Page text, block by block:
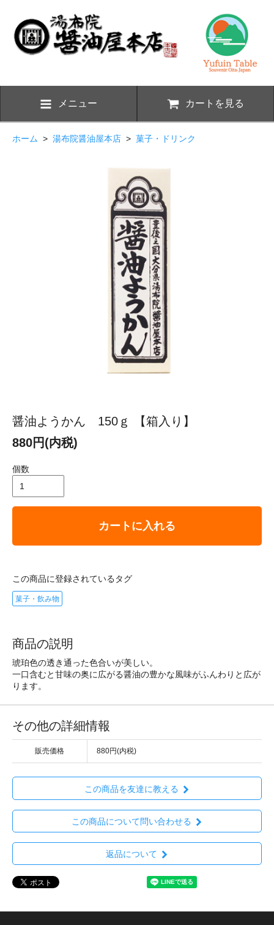
メニュー カートを見る
ホーム > 湯布院醤油屋本店 > 菓子・ドリンク
醤油ようかん 150ｇ 【箱入り】
880円(内税)
個数
カートに入れる
この商品に登録されているタグ
菓子・飲み物
商品の説明
琥珀色の透き通った色合いが美しい。
一口含むと甘味の奥に広がる醤油の豊かな風味がふんわりと広が
ります。
その他の詳細情報
販売価格 880円(内税)
この商品を友達に教える
この商品について問い合わせる
返品について